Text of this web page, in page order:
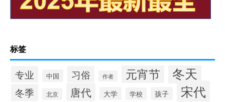
标签
专业 中国 习俗 作者 元宵节 冬天
冬季 北京 唐代 大学 学校 孩子 宋代